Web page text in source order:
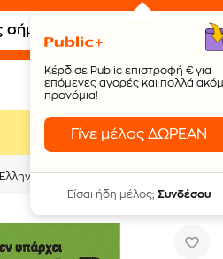
Κέρδισε Public επιστροφή € για
επόμενες αγορές και πολλά
προνόμια!
Γίνε μέλος ΔΩΡΕΑΝ
Είσαι ήδη μέλος; Συνδέσου
Ελληνικά Περιβάλλον Επειδή